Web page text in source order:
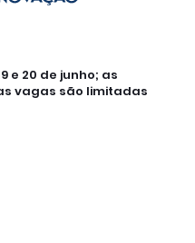
e 20 de junho; as
vagas são limitadas